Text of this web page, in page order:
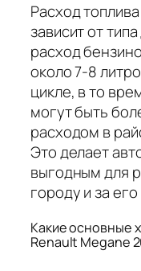
Расход
зависит от
расход
около 7-8
цикле, в то
могут быть
расходом в
Это делает
выгодным для
городу и за
Какие основные
Renault Megane